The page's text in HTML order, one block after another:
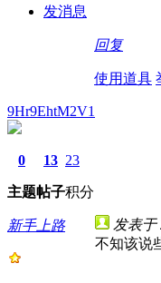
发消息
回复
使用道具
9Hr9EhtM2V1
0
主题
13
帖子
23
积分
新手上路 发表于
不知该说